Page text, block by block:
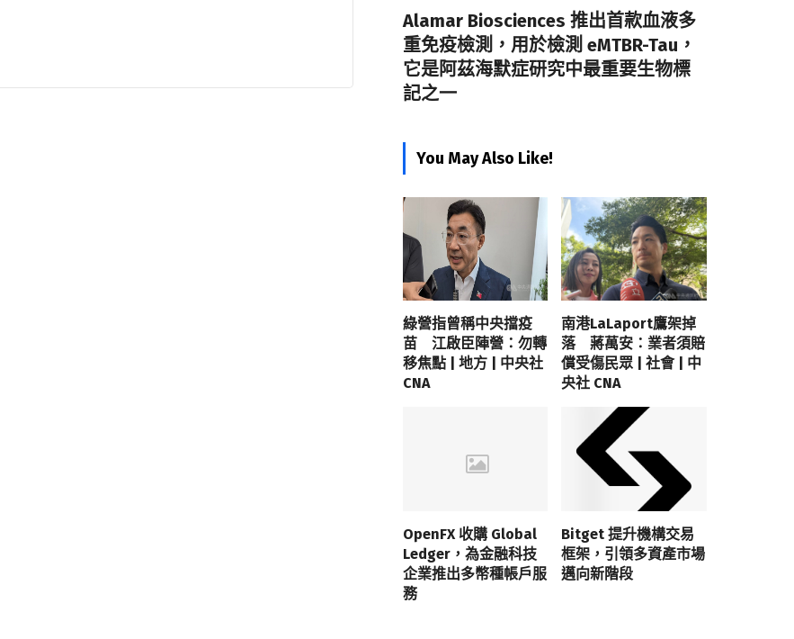
Alamar Biosciences 推出首款血液多
重免疫檢測，用於檢測 eMTBR-Tau，
它是阿茲海默症研究中最重要生物標
記之一
You May Also Like!
綠營指曾稱中央擋疫
苗 江啟臣陣營：勿轉
移焦點 | 地方 | 中央社
CNA
南港LaLaport鷹架掉
落 蔣萬安：業者須賠
償受傷民眾 | 社會 | 中
央社 CNA
OpenFX 收購 Global
Ledger，為金融科技
企業推出多幣種帳戶服
務
Bitget 提升機構交易
框架，引領多資產市場
邁向新階段